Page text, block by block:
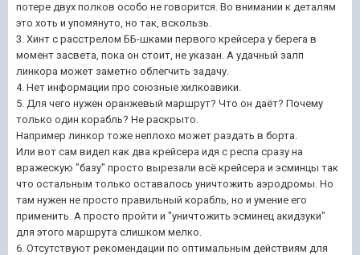
потере двух полков особо не говорится. Во внимании к деталям
это хоть и упомянуто, но так, вскользь.
3. Хинт с расстрелом ББ-шками первого крейсера у берега в
момент засвета, пока он стоит, не указан. А удачный залп
линкора может заметно облегчить задачу.
4. Нет информации про союзные хилкоавики.
5. Для чего нужен оранжевый маршрут? Что он даёт? Почему
только один корабль? Не раскрыто.
Например линкор тоже неплохо может раздать в борта.
Или вот сам видел как два крейсера идя с респа сразу на
вражескую "базу" просто вырезали всё крейсера и эсминцы так
что остальным только оставалось уничтожить аэродромы. Но
там нужен не просто правильный корабль, но и умение его
применить. А просто пройти и "уничтожить эсминец акидзуки"
для этого маршрута слишком мелко.
6. Отсутствуют рекомендации по оптимальным действиям для